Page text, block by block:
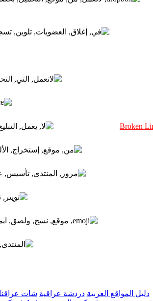
دليل المواقع العربية دردشة عراقية شات عراقنا